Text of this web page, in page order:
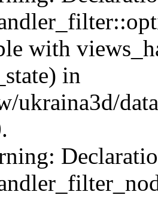
with
in
ukraina3d/